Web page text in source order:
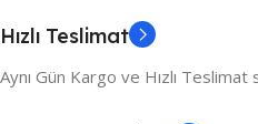
Hızlı Teslimat
Aynı Gün Kargo ve Hızlı